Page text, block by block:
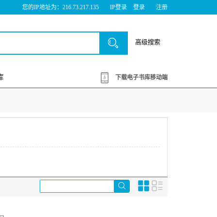
您的IP地址为：216.73.217.135 IP登录 登录 注册
高级搜索
下载电子书库移动端